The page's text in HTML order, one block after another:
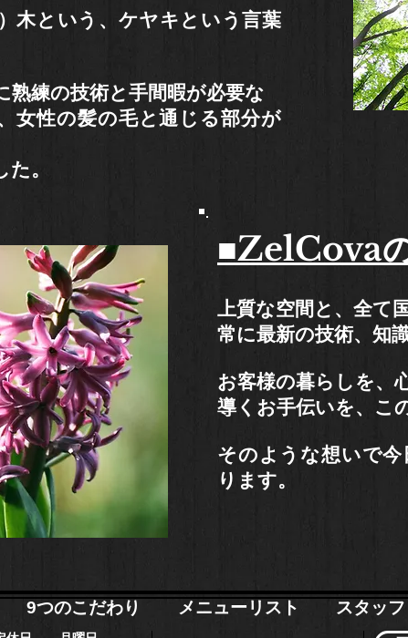
木という、ケヤキという言葉
熟練の技術と手間暇が必要な
女性の髪の毛と通じる部分が
。
■ZelCova
上質な空間と、全て
常に最新の技術、知
お客様の暮らしを、
導くお手伝いを、こ
そのような想いで
ります。
9つのこだわり メニューリスト スタッフ